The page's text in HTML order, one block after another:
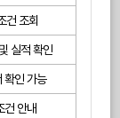
건 조회
실적 확인
확인 가능
건 안내